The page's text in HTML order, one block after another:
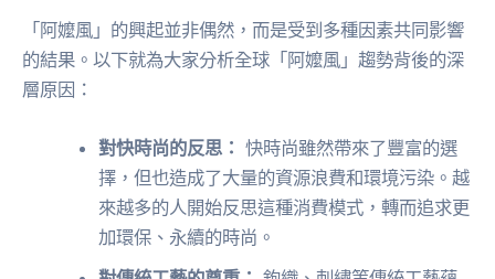
「阿嬤風」的興起並非偶然，而是受到多種因素共同影響
的結果。以下就為大家分析全球「阿嬤風」趨勢背後的深
層原因：
對快時尚的反思： 快時尚雖然帶來了豐富的選
擇，但也造成了大量的資源浪費和環境污染。越
來越多的人開始反思這種消費模式，轉而追求更
加環保、永續的時尚。